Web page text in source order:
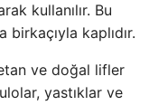
kullanılır. Bu
kaplıdır.
ve doğal lifler
yastıklar ve